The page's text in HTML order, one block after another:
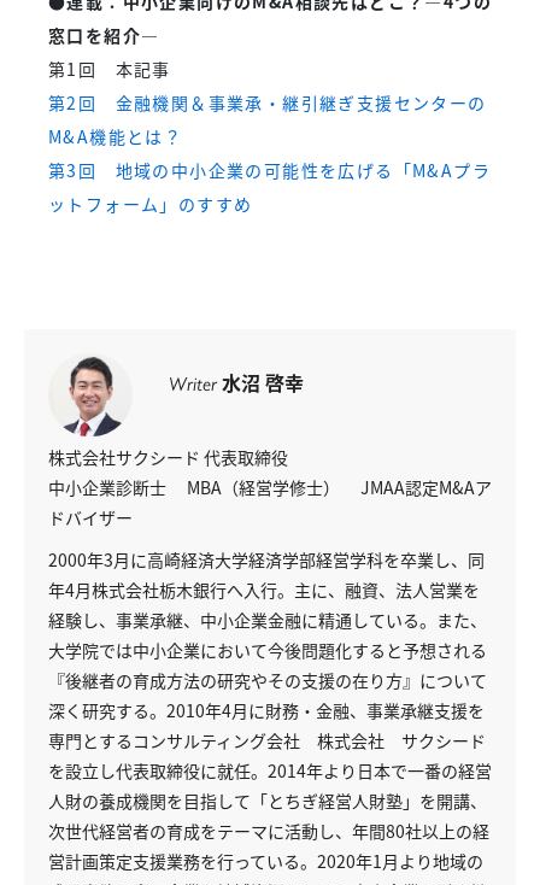
窓口を紹介―
第1回 本記事
第2回 金融機関＆事業承・継引継ぎ支援センターの
M&A機能とは？
第3回 地域の中小企業の可能性を広げる「M&Aプラ
ットフォーム」のすすめ
Writer水沼 啓幸
株式会社サクシード 代表取締役
中小企業診断士 MBA（経営学修士） JMAA認定M&Aア
ドバイザー
2000年3月に高崎経済大学経済学部経営学科を卒業し、同
年4月株式会社栃木銀行へ入行。主に、融資、法人営業を
経験し、事業承継、中小企業金融に精通している。また、
大学院では中小企業において今後問題化すると予想される
『後継者の育成方法の研究やその支援の在り方』について
深く研究する。2010年4月に財務・金融、事業承継支援を
専門とするコンサルティング会社 株式会社 サクシード
を設立し代表取締役に就任。2014年より日本で一番の経営
人財の養成機関を目指して「とちぎ経営人財塾」を開講、
次世代経営者の育成をテーマに活動し、年間80社以上の経
営計画策定支援業務を行っている。2020年1月より地域の